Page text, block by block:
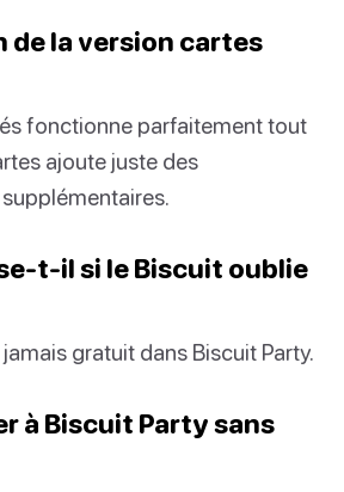
de la version cartes
fonctionne parfaitement tout
ajoute juste des
t-il si le Biscuit oublie
jamais gratuit dans Biscuit Party.
à Biscuit Party sans